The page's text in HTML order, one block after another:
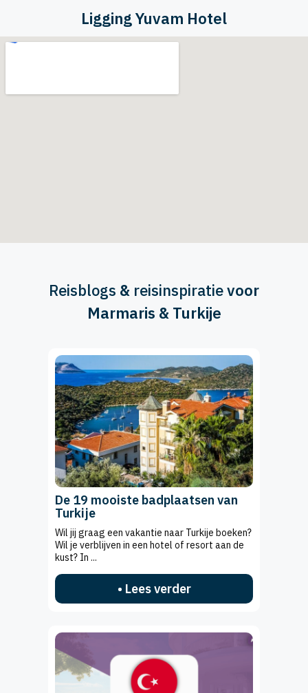
Ligging Yuvam Hotel
Reisblogs & reisinspiratievoor
Marmaris & Turkije
De 19 mooiste badplaatsen van
Turkije
Wil jij graag een vakantie naar Turkije boeken?
Wil je verblijven in een hotel of resort aan de
kust? In ...
• Lees verder